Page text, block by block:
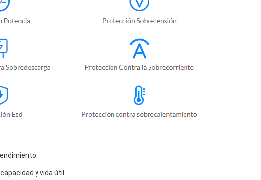
y vida útil.